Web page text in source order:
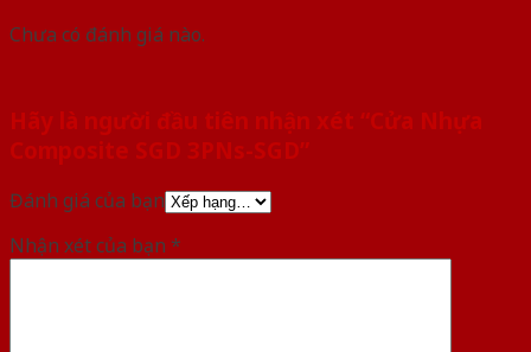
Chưa có đánh giá nào.
Hãy là người đầu tiên nhận xét “Cửa Nhựa
Composite SGD 3PNs-SGD”
Đánh giá của bạn
Nhận xét của bạn *